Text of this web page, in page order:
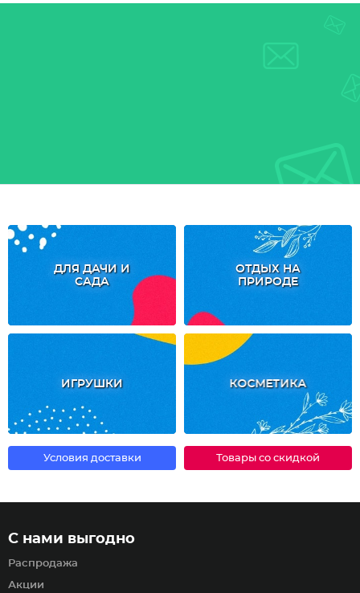
ДЛЯ ДАЧИ И
САДА
ОТДЫХ НА
ПРИРОДЕ
ИГРУШКИ КОСМЕТИКА
Условия доставки Товары со скидкой
С нами выгодно
Распродажа
Акции